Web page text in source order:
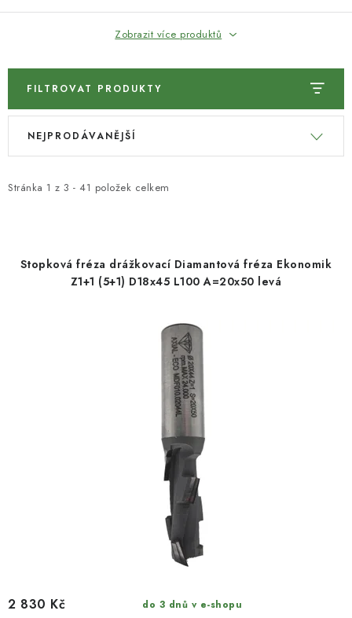
Zobrazit více produktů
FILTROVAT PRODUKTY
V
i
Stránka 1 z 3 - 41 položek celkem
Ř
e
NEJPRODÁVANĚJŠÍ
Stopková fréza drážkovací Diamantová fréza Ekonomik
Z1+1 (5+1) D18x45 L100 A=20x50 levá
do 3 dnů v e-shopu
2 830 Kč